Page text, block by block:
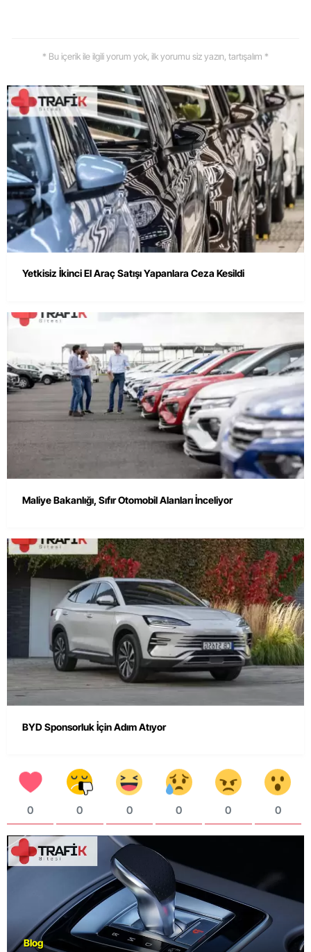
* Bu içerik ile ilgili yorum yok, ilk yorumu siz yazın, tartışalım *
Yetkisiz İkinci El Araç Satışı Yapanlara Ceza Kesildi
Maliye Bakanlığı, Sıfır Otomobil Alanları İnceliyor
BYD Sponsorluk İçin Adım Atıyor
0 0 0 0 0 0
Blog